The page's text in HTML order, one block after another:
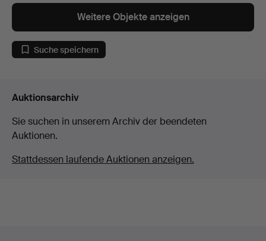
Weitere Objekte anzeigen
Suche speichern
Auktionsarchiv
Sie suchen in unserem Archiv der beendeten
Auktionen.
Stattdessen laufende Auktionen anzeigen.